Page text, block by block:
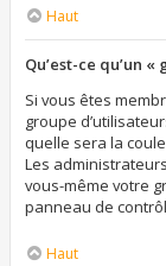
Haut
Qu’est-ce qu’un
Si vous êtes
groupe
quelle sera la
Les
vous-même votre
panneau de
Haut